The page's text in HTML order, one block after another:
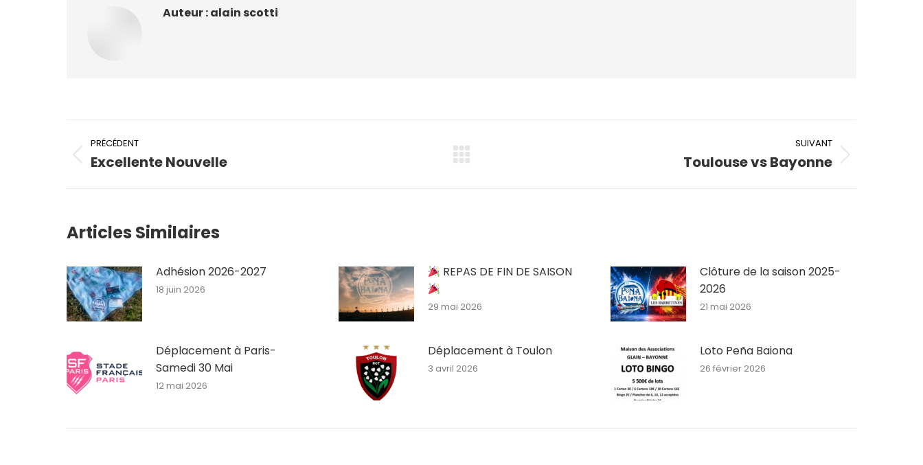
Auteur :alain scotti
Navigation
article
PRÉCÉDENT
Article
Excellente Nouvelle
SUIVANT
Toulouse vs Bayonne
Articles Similaires
Adhésion 2026-2027
18 juin 2026
REPAS DE FIN DE SAISON
29 mai 2026
Clôture de la saison 2025-
2026
21 mai 2026
Déplacement à Paris-
Samedi 30 Mai
12 mai 2026
Déplacement à Toulon
3 avril 2026
Loto Peña Baiona
26 février 2026